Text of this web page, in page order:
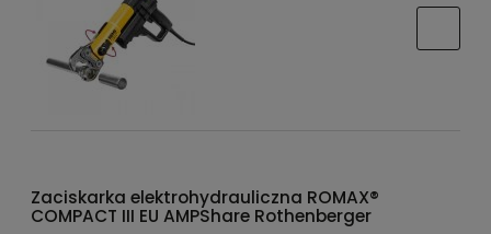
Zaciskarka elektrohydrauliczna ROMAX®
COMPACT III EU AMPShare Rothenberger